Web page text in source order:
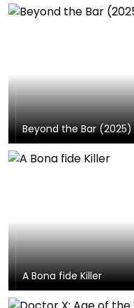
Beyond the Bar (2025)
A Bona fide Killer